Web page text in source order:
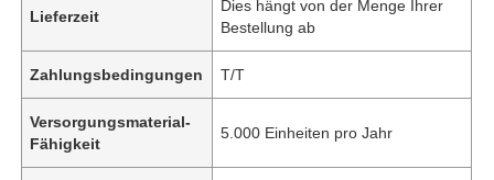
Lieferzeit
Dies hängt von der Menge Ihrer
Bestellung ab
Zahlungsbedingungen T/T
Versorgungsmaterial-
Fähigkeit
5.000 Einheiten pro Jahr